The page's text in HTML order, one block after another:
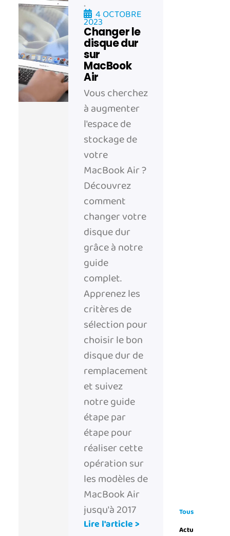
Tous
Actu
Changer le
disque dur
sur
MacBook
Air
•
4 OCTOBRE
2023
Vous cherchez
à augmenter
l'espace de
stockage de
votre
MacBook Air ?
Découvrez
comment
changer votre
disque dur
grâce à notre
guide
complet.
Apprenez les
critères de
sélection pour
choisir le bon
disque dur de
remplacement
et suivez
notre guide
étape par
étape pour
réaliser cette
opération sur
les modèles de
MacBook Air
jusqu'à 2017
Lire l'article >